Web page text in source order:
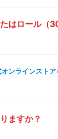
はロール（
ンラインストア
ますか？